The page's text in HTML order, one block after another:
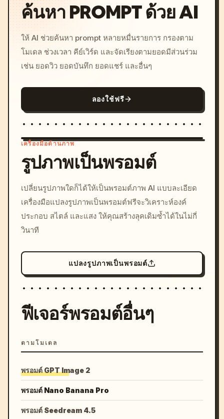
ค้นหา PROMPT ด้วย AI
ให้ AI ช่วยค้นหา prompt หลายหมื่นรายการ กรองตาม
โมเดล ช่วงเวลา คีย์เวิร์ด และจัดเรียงตามยอดมีส่วนร่วม
เช่น ยอดวิว ยอดบันทึก ยอดแชร์ และอื่นๆ
ลองใช้ฟรี
c, cyberpunk sunset, neon
colors, 8k --v 6.0
เครื่องมือด้านภาพ
รูปภาพเป็นพรอมต์
เปลี่ยนรูปภาพใดก็ได้ให้เป็นพรอมต์ภาพ AI แบบละเอียด
เครื่องมือแปลงรูปภาพเป็นพรอมต์ฟรีจะวิเคราะห์องค์
ประกอบ สไตล์ และแสง ให้คุณสร้างลุคเดิมซ้ำได้ในไม่กี่
วินาที
แปลงรูปภาพเป็นพรอมต์
ฟีเจอร์พรอมต์อื่นๆ
ตามโมเดล
พรอมต์ GPT Image 2
พรอมต์ Nano Banana Pro
พรอมต์ Seedream 4.5